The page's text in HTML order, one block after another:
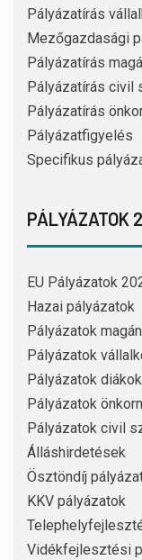
Pályázatírás
Mezőgazdasági
Pályázatírás
Pályázatírás civil
Pályázatírás
Pályázatfigyelés
Specifikus
PÁLYÁZATOK
EU Pályázatok
Hazai pályázatok
Pályázatok
Pályázatok
Pályázatok
Pályázatok
Pályázatok civil
Álláshirdetések
Ösztöndíj
KKV pályázatok
Vidékfejlesztési